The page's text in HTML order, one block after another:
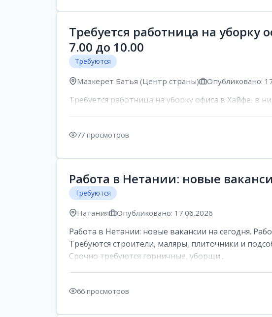
Требуется работница на
7.00 до 10.00
Требуются
Мазкерет Батья (Центр страны) Опубликовано:
Требуется работница на уборку офиса в Хайфе, в
77 просмотров
Работа в Нетании: новые
Требуются
Натания Опубликовано: 17.06.2026
Работа в Нетании: новые вакансии на сегодня.
Требуются строители, маляры, плиточники и
Срочно требуются горничные, уборщи...
66 просмотров